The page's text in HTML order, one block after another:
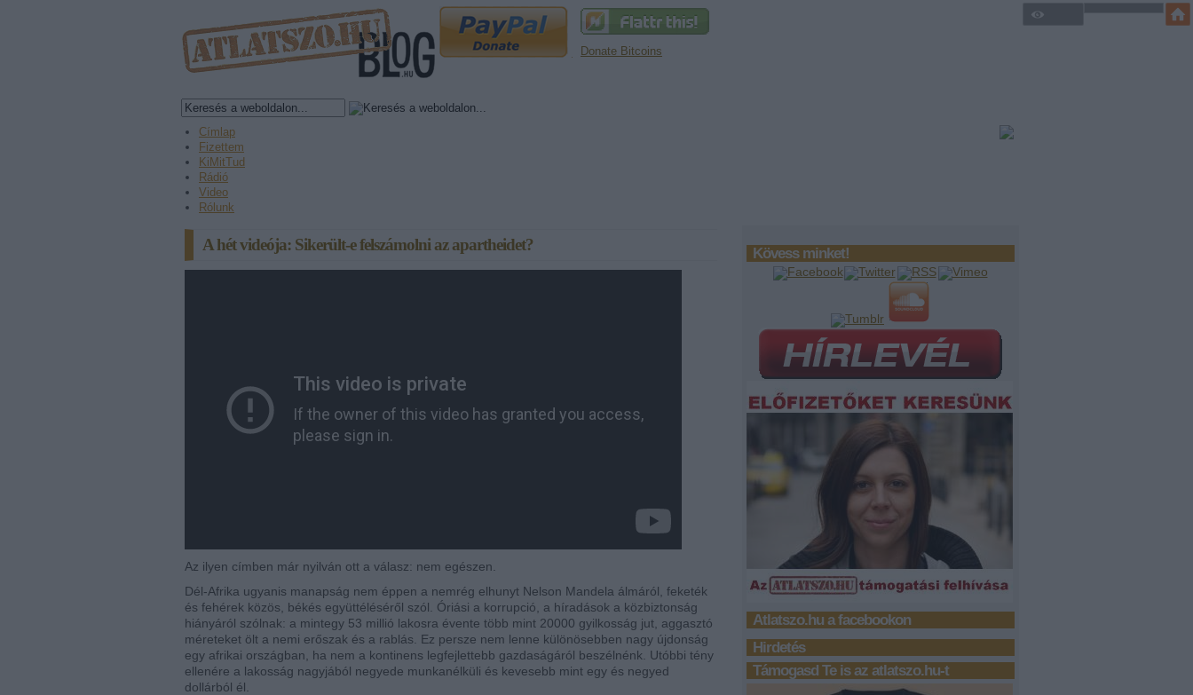
Donate Bitcoins
Címlap
Fizettem
KiMitTud
Rádió
Video
Rólunk
Kövess minket!
Atlatszo.hu a facebookon
Hirdetés
Támogasd Te is az atlatszo.hu-t
A hét videója: Sikerült-e felszámolni az apartheidet?
Az ilyen címben már nyilván ott a válasz: nem egészen.
Dél-Afrika ugyanis manapság nem éppen a nemrég elhunyt Nelson Mandela álmáról, feketék
és fehérek közös, békés együttéléséről szól. Óriási a korrupció, a híradások a közbiztonság
hiányáról szólnak: a mintegy 53 millió lakosra évente több mint 20000 gyilkosság jut, aggasztó
méreteket ölt a nemi erőszak és a rablás. Ez persze nem lenne különösebben nagy újdonság
egy afrikai országban, ha nem a kontinens legfejlettebb gazdaságáról beszélnénk. Utóbbi tény
ellenére a lakosság nagyjából negyede munkanélküli és kevesebb mint egy és negyed
dollárból él.